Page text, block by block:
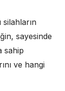
sayesinde
sahip
ve hangi